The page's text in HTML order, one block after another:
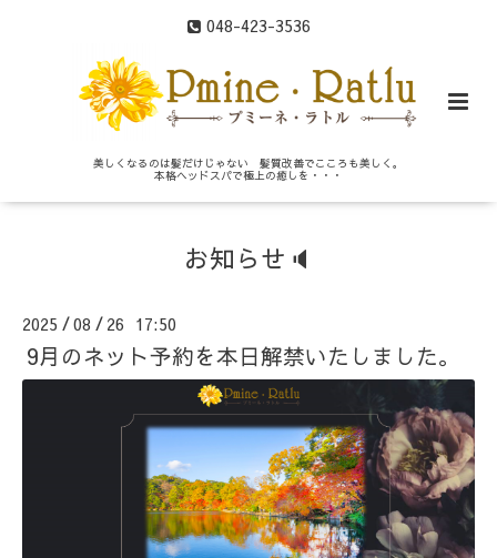
048-423-3536
美しくなるのは髪だけじゃない 髪質改善でこころも美しく。
本格ヘッドスパで極上の癒しを・・・
お知らせ🔈
2025 /08 / 26 17:50
9月のネット予約を本日解禁いたしました。